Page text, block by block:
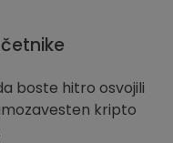
boste hitro osvojili
kripto